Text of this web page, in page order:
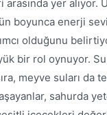
yer alıyor.
boyunca enerji
olduğunu
bir rol oynuyor.
meyve suları da
sahurda